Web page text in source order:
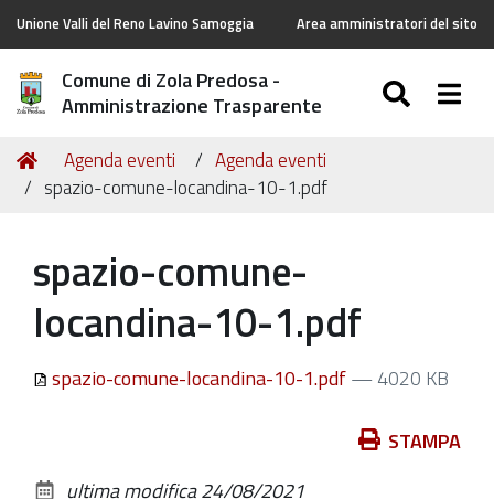
Unione Valli del Reno Lavino Samoggia Area amministratori del sito
Comune di Zola Predosa -
Amministrazione Trasparente
Tu
sei
Home
Agenda eventi
Agenda eventi
spazio-comune-locandina-10-1.pdf
spazio-comune-
locandina-10-1.pdf
spazio-comune-locandina-10-1.pdf— 4020 KB
STAMPA
ultima modifica24/08/2021